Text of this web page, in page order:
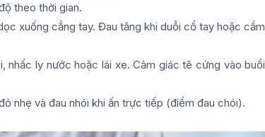
theo thời gian.
xuống cẳng tay. Đau tăng khi duỗi cổ tay hoặc cầm
nhấc ly nước hoặc lái xe. Cảm giác tê cứng vào buổi
nhẹ và đau nhói khi ấn trực tiếp (điểm đau chói).